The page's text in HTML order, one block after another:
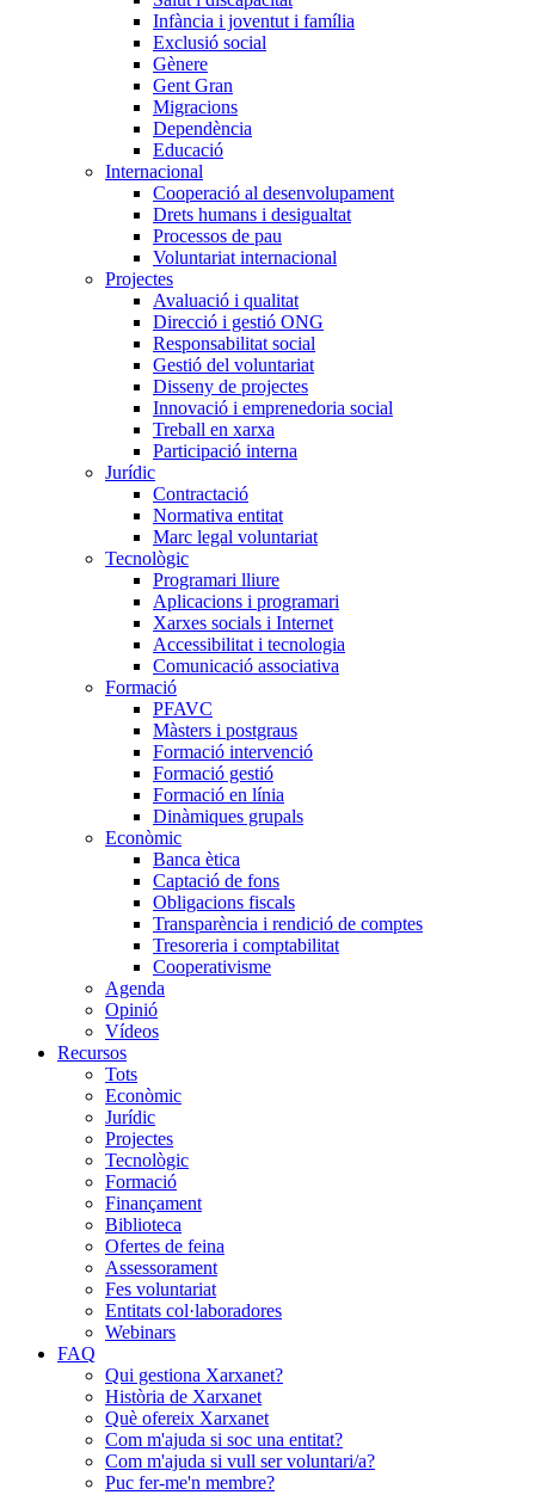
Infància i joventut i família
Exclusió social
Gènere
Gent Gran
Migracions
Dependència
Educació
Internacional
Cooperació al desenvolupament
Drets humans i desigualtat
Processos de pau
Voluntariat internacional
Projectes
Avaluació i qualitat
Direcció i gestió ONG
Responsabilitat social
Gestió del voluntariat
Disseny de projectes
Innovació i emprenedoria social
Treball en xarxa
Participació interna
Jurídic
Contractació
Normativa entitat
Marc legal voluntariat
Tecnològic
Programari lliure
Aplicacions i programari
Xarxes socials i Internet
Accessibilitat i tecnologia
Comunicació associativa
Formació
PFAVC
Màsters i postgraus
Formació intervenció
Formació gestió
Formació en línia
Dinàmiques grupals
Econòmic
Banca ètica
Captació de fons
Obligacions fiscals
Transparència i rendició de comptes
Tresoreria i comptabilitat
Cooperativisme
Agenda
Opinió
Vídeos
Recursos
Tots
Econòmic
Jurídic
Projectes
Tecnològic
Formació
Finançament
Biblioteca
Ofertes de feina
Assessorament
Fes voluntariat
Entitats col·laboradores
Webinars
FAQ
Qui gestiona Xarxanet?
Història de Xarxanet
Què ofereix Xarxanet
Com m'ajuda si soc una entitat?
Com m'ajuda si vull ser voluntari/a?
Puc fer-me'n membre?